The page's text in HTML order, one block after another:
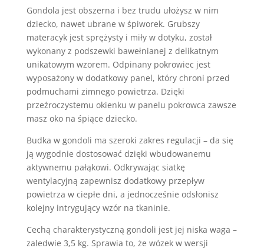
Gondola jest obszerna i bez trudu ułożysz w nim
dziecko, nawet ubrane w śpiworek. Grubszy
materacyk jest sprężysty i miły w dotyku, został
wykonany z podszewki bawełnianej z delikatnym
unikatowym wzorem. Odpinany pokrowiec jest
wyposażony w dodatkowy panel, który chroni przed
podmuchami zimnego powietrza. Dzięki
przeźroczystemu okienku w panelu pokrowca zawsze
masz oko na śpiące dziecko.
Budka w gondoli ma szeroki zakres regulacji – da się
ją wygodnie dostosować dzięki wbudowanemu
aktywnemu pałąkowi. Odkrywając siatkę
wentylacyjną zapewnisz dodatkowy przepływ
powietrza w ciepłe dni, a jednocześnie odsłonisz
kolejny intrygujący wzór na tkaninie.
Cechą charakterystyczną gondoli jest jej niska waga –
zaledwie 3,5 kg. Sprawia to, że wózek w wersji